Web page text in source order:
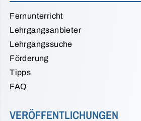
Fernunterricht
Lehrgangsanbieter
Lehrgangssuche
Förderung
Tipps
FAQ
VERÖFFENTLICHUNGEN